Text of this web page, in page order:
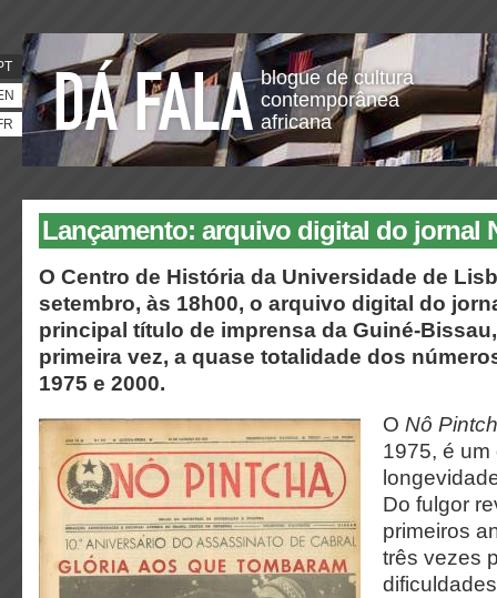
blogue de cultura
contemporânea
africana
Lançamento: arquivo digital do jornal
O Centro de História da Universidade de
setembro, às 18h00, o arquivo digital do
principal título de imprensa da Guiné-
primeira vez, a quase totalidade dos
1975 e 2000.
O Nô
1975, é
Do fulgor
primeiros
três vezes